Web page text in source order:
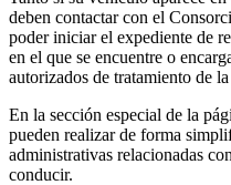
deben contactar con el
poder iniciar el expediente de
en el que se encuentre o
autorizados de tratamiento de
En la sección especial de la
pueden realizar de forma
administrativas relacionadas
conducir.